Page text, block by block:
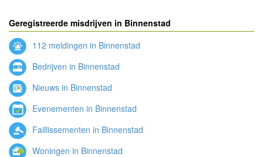
Geregistreerde misdrijven in Binnenstad
112 meldingen in Binnenstad
Bedrijven in Binnenstad
Nieuws in Binnenstad
Evenementen in Binnenstad
Faillissementen in Binnenstad
Woningen in Binnenstad